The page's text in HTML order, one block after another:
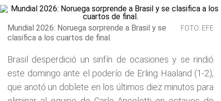
Mundial 2026: Noruega sorprende a Brasil y se
clasifica a los cuartos de final.
FOTO: EFE
Brasil desperdició un sinfín de ocasiones y se rindió
este domingo ante el poderío de Erling Haaland (1-2),
que anotó un doblete en los últimos diez minutos para